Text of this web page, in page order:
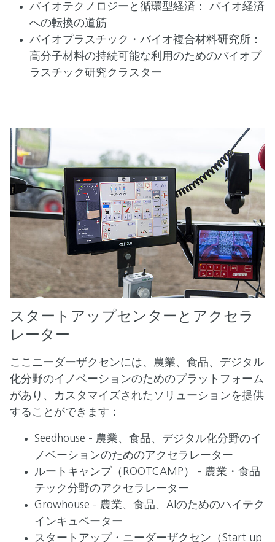
バイオテクノロジーと循環型経済： バイオ経済
への転換の道筋
バイオプラスチック・バイオ複合材料研究所：
高分子材料の持続可能な利用のためのバイオプ
ラスチック研究クラスター
スタートアップセンターとアクセラ
レーター
ここニーダーザクセンには、農業、食品、デジタル
化分野のイノベーションのためのプラットフォーム
があり、カスタマイズされたソリューションを提供
することができます：
Seedhouse - 農業、食品、デジタル化分野のイ
ノベーションのためのアクセラレーター
ルートキャンプ（ROOTCAMP） - 農業・食品
テック分野のアクセラレーター
Growhouse - 農業、食品、AIのためのハイテク
インキュベーター
スタートアップ・ニーダーザクセン（Start up